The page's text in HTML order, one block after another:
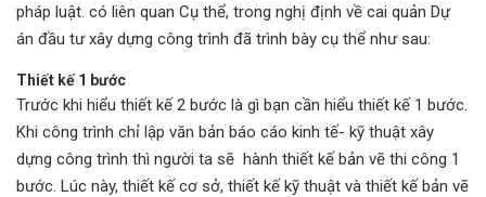
pháp luật. có liên quan Cụ thể, trong nghị định về cai quản Dự
án đầu tư xây dựng công trình đã trình bày cụ thể như sau:
Thiết kế 1 bước
Trước khi hiểu thiết kế 2 bước là gì bạn cần hiểu thiết kế 1 bước.
Khi công trình chỉ lập văn bản báo cáo kinh tế- kỹ thuật xây
dựng công trình thì người ta sẽ hành thiết kế bản vẽ thi công 1
bước. Lúc này, thiết kế cơ sở, thiết kế kỹ thuật và thiết kế bản vẽ